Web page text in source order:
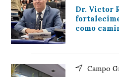
Dr. Victor
como
Campo